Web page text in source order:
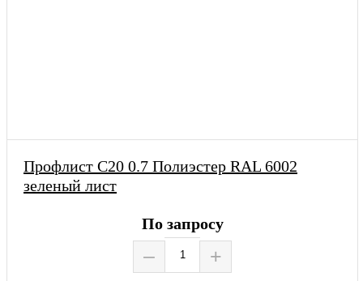
Профлист С20 0.7 Полиэстер RAL 6002
зеленый лист
По запросу
– +